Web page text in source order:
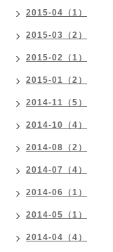
2015-04（1）
2015-03（2）
2015-02（1）
2015-01（2）
2014-11（5）
2014-10（4）
2014-08（2）
2014-07（4）
2014-06（1）
2014-05（1）
2014-04（4）